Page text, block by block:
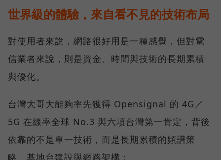
世界級的體驗，來自看不見的技術布局
對使用者來說，網路很好用是一種感覺，但對電
信業者來說，則是資金、時間與技術的長期累積
與優化。
台灣大哥大能夠率先獲得 Opensignal 的 4G／
5G 在線率全球 No.3 與六項台灣第一肯定，背後
依靠的不是單一技術，而是長期累積的頻譜策
略、基地台建設與網路架構：